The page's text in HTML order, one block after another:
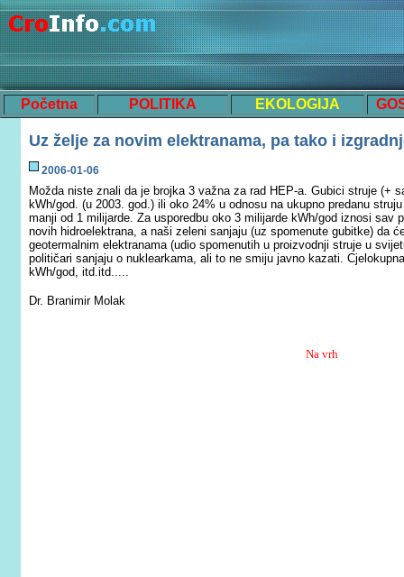
Početna POLITIKA EKOLOGIJA
Uz želje za novim elektranama, pa tako i
2006-01-06
Možda niste znali da je brojka 3 važna za rad HEP-a. Gubici struje (+
kWh/god. (u 2003. god.) ili oko 24% u odnosu na ukupno predanu
manji od 1 milijarde. Za usporedbu oko 3 milijarde kWh/god iznosi sav
novih hidroelektrana, a naši zeleni sanjaju (uz spomenute gubitke) da
geotermalnim elektranama (udio spomenutih u proizvodnji struje u
političari sanjaju o nuklearkama, ali to ne smiju javno kazati.
kWh/god, itd.itd.....
Dr. Branimir Molak
Na vrh